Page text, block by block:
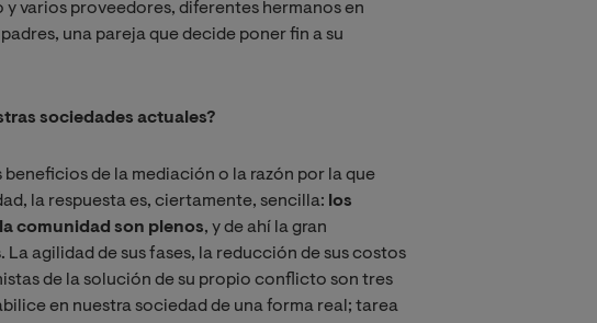
varios proveedores, diferentes hermanos en
una pareja que decide poner fin a su
sociedades actuales?
de la mediación o la razón por la que
la respuesta es, ciertamente, sencilla: los
comunidad son plenos, y de ahí la gran
agilidad de sus fases, la reducción de sus costos
de la solución de su propio conflicto son tres
en nuestra sociedad de una forma real; tarea